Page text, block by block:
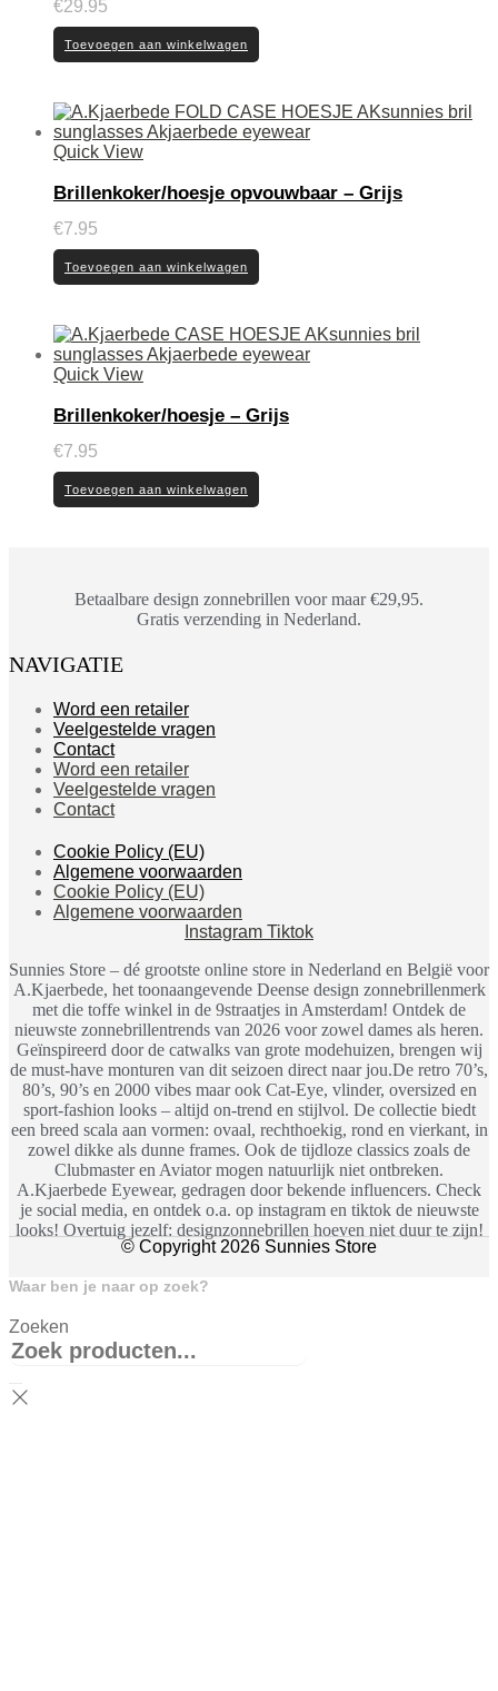
€29.95
Toevoegen aan winkelwagen
Quick View
Brillenkoker/hoesje opvouwbaar – Grijs
€7.95
Toevoegen aan winkelwagen
Quick View
Brillenkoker/hoesje – Grijs
€7.95
Toevoegen aan winkelwagen
Betaalbare design zonnebrillen voor maar €29,95.
Gratis verzending in Nederland.
NAVIGATIE
Word een retailer
Veelgestelde vragen
Contact
Word een retailer
Veelgestelde vragen
Contact
Cookie Policy (EU)
Algemene voorwaarden
Cookie Policy (EU)
Algemene voorwaarden
Instagram Tiktok
Sunnies Store – dé grootste online store in Nederland en België voor
A.Kjaerbede, het toonaangevende Deense design zonnebrillenmerk
met die toffe winkel in de 9straatjes in Amsterdam! Ontdek de
nieuwste zonnebrillentrends van 2026 voor zowel dames als heren.
Geïnspireerd door de catwalks van grote modehuizen, brengen wij
de must-have monturen van dit seizoen direct naar jou.De retro 70’s,
80’s, 90’s en 2000 vibes maar ook Cat-Eye, vlinder, oversized en
sport-fashion looks – altijd on-trend en stijlvol. De collectie biedt
een breed scala aan vormen: ovaal, rechthoekig, rond en vierkant, in
zowel dikke als dunne frames. Ook de tijdloze classics zoals de
Clubmaster en Aviator mogen natuurlijk niet ontbreken.
A.Kjaerbede Eyewear, gedragen door bekende influencers. Check
je social media, en ontdek o.a. op instagram en tiktok de nieuwste
looks! Overtuig jezelf: designzonnebrillen hoeven niet duur te zijn!
© Copyright 2026 Sunnies Store
Waar ben je naar op zoek?
Zoeken